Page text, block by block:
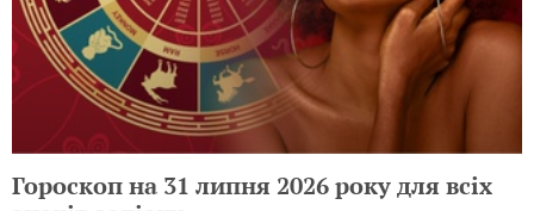
Гороскоп на 31 липня 2026 року для всіх